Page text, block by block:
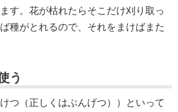
す。花が枯れたらそこだけ刈り取っ
種がとれるので、それをまけばまた
う
つ（正しくはぶんげつ））といって